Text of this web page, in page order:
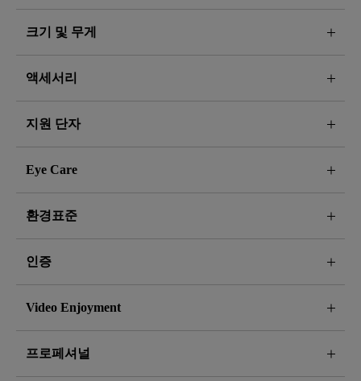
크기 및 무게
액세서리
지원 단자
Eye Care
환경표준
인증
Video Enjoyment
프로페셔널